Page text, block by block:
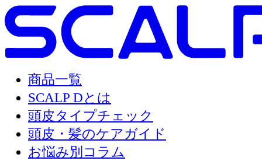
商品一覧
SCALP Dとは
頭皮タイプチェック
頭皮・髪のケアガイド
お悩み別コラム